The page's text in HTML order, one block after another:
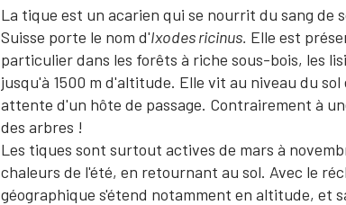
La tique est un acarien qui se nourrit du sang de
Suisse porte le nom d'Ixodes ricinus. Elle est
particulier dans les forêts à riche sous-bois, les
jusqu'à 1500 m d'altitude. Elle vit au niveau du
attente d'un hôte de passage. Contrairement à
des arbres !
Les tiques sont surtout actives de mars à
chaleurs de l'été, en retournant au sol. Avec le
géographique​ s'étend notamment en altitude, et